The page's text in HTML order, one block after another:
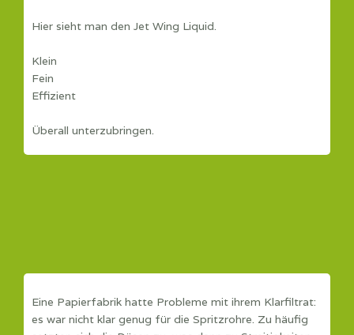
Hier sieht man den Jet Wing Liquid.
Klein
Fein
Effizient
Überall unterzubringen.
Eine Papierfabrik hatte Probleme mit ihrem Klarfiltrat:
es war nicht klar genug für die Spritzrohre. Zu häufig